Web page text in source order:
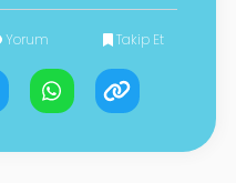
Yorum Takip Et